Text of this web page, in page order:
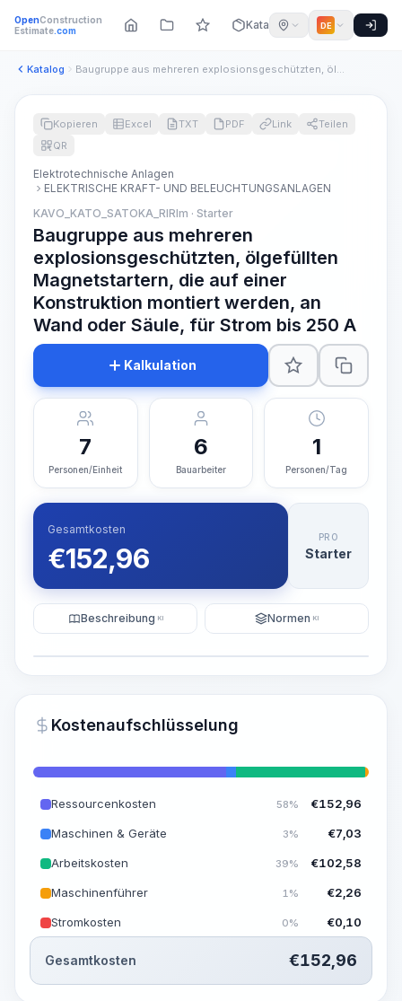
OpenConstruction
Estimate.com Katalog DE
Katalog Baugruppe aus mehreren explosionsgeschützten, ölgefüllten Ma...
~15-30 Sek.
Kopieren Excel TXT PDF Link
Teilen
QR
Elektrotechnische Anlagen
ELEKTRISCHE KRAFT- UND BELEUCHTUNGSANLAGEN
KAVO_KATO_SATOKA_RIRIm · Starter
Baugruppe aus mehreren
explosionsgeschützten, ölgefüllten
Magnetstartern, die auf einer
Konstruktion montiert werden, an
Wand oder Säule, für Strom bis 250 A
Kalkulation
7
Personen/Einheit
6
Bauarbeiter
1
Personen/Tag
Gesamtkosten
€152,96
PRO
Starter
Beschreibung KI Normen KI
Kostenaufschlüsselung
Ressourcenkosten 58% €152,96
Maschinen & Geräte 3% €7,03
Arbeitskosten 39% €102,58
Maschinenführer 1% €2,26
Stromkosten 0% €0,10
Gesamtkosten €152,96